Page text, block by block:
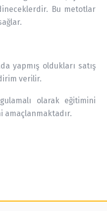
Bu metotlar
yapmış oldukları satış
verilir.
olarak eğitimini
amaçlanmaktadır.